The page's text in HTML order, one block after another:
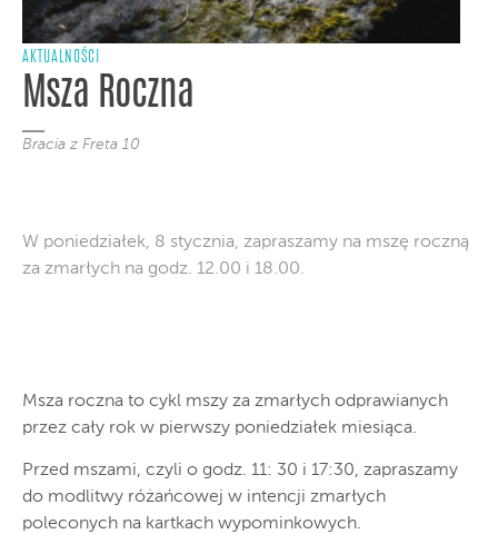
AKTUALNOŚCI
Msza Roczna
Bracia z Freta 10
W poniedziałek, 8 stycznia, zapraszamy na mszę roczną
za zmarłych na godz. 12.00 i 18.00.
Msza roczna to cykl mszy za zmarłych odprawianych
przez cały rok w pierwszy poniedziałek miesiąca.
Przed mszami, czyli o godz. 11: 30 i 17:30, zapraszamy
do modlitwy różańcowej w intencji zmarłych
poleconych na kartkach wypominkowych.